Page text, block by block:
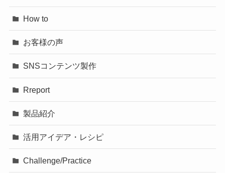
How to
お客様の声
SNSコンテンツ製作
Rreport
製品紹介
活用アイデア・レシピ
Challenge/Practice